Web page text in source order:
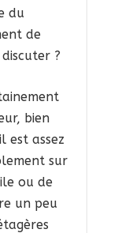
du
de
?
bien
est assez
sur
ou de
un peu